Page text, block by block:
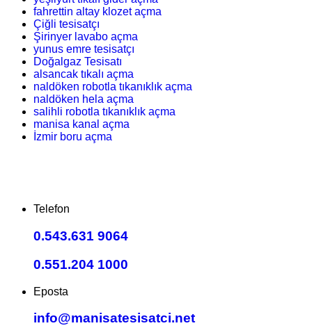
fahrettin altay klozet açma
Çiğli tesisatçı
Şirinyer lavabo açma
yunus emre tesisatçı
Doğalgaz Tesisatı
alsancak tıkalı açma
naldöken robotla tıkanıklık açma
naldöken hela açma
salihli robotla tıkanıklık açma
manisa kanal açma
İzmir boru açma
Telefon
0.543.631 9064
0.551.204 1000
Eposta
info@manisatesisatci.net